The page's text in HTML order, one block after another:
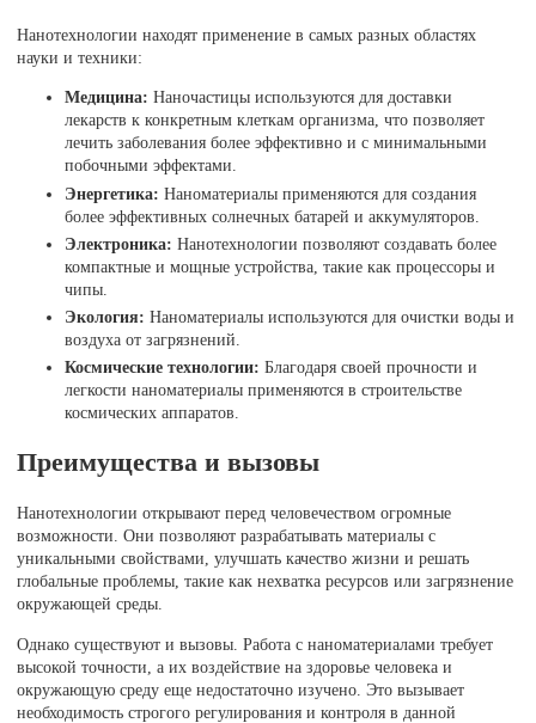
Нанотехнологии находят применение в самых разных областях
науки и техники:
Медицина: Наночастицы используются для доставки
лекарств к конкретным клеткам организма, что позволяет
лечить заболевания более эффективно и с минимальными
побочными эффектами.
Энергетика: Наноматериалы применяются для создания
более эффективных солнечных батарей и аккумуляторов.
Электроника: Нанотехнологии позволяют создавать более
компактные и мощные устройства, такие как процессоры и
чипы.
Экология: Наноматериалы используются для очистки воды и
воздуха от загрязнений.
Космические технологии: Благодаря своей прочности и
легкости наноматериалы применяются в строительстве
космических аппаратов.
Преимущества и вызовы
Нанотехнологии открывают перед человечеством огромные
возможности. Они позволяют разрабатывать материалы с
уникальными свойствами, улучшать качество жизни и решать
глобальные проблемы, такие как нехватка ресурсов или загрязнение
окружающей среды.
Однако существуют и вызовы. Работа с наноматериалами требует
высокой точности, а их воздействие на здоровье человека и
окружающую среду еще недостаточно изучено. Это вызывает
необходимость строгого регулирования и контроля в данной